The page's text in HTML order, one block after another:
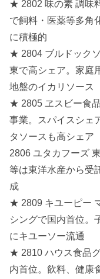
★ 2802 味の素 調味
で飼料・医薬等多角
に積極的
★ 2804 ブルドック
東で高シェア。家庭
地盤のイカリソース
★ 2805 ヱスビー食
事業。スパイスシェ
タソースも高シェア
2806 ユタカフーズ
等は東洋水産から受
成
★ 2809 キユーピー
シングで国内首位。
にキユーソー流通
★ 2810 ハウス食品
内首位。飲料、健康